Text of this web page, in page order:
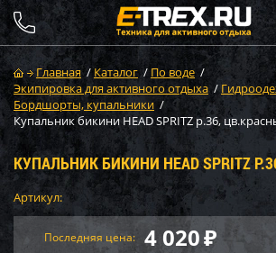
Главная / Каталог / По воде /
Экипировка для активного отдыха /
Бордшорты, купальники /
Купальник бикини HEAD SPRITZ р.36,
КУПАЛЬНИК БИКИНИ HEAD SPRITZ
Артикул:
Последняя цена: 4 020₽